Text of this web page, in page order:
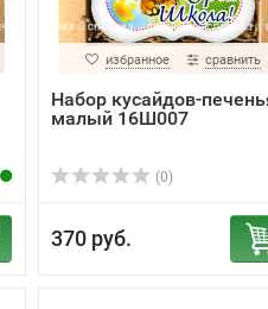
избранное сравнить
Набор кусайдов-
малый 16Ш007
(0)
370 руб.